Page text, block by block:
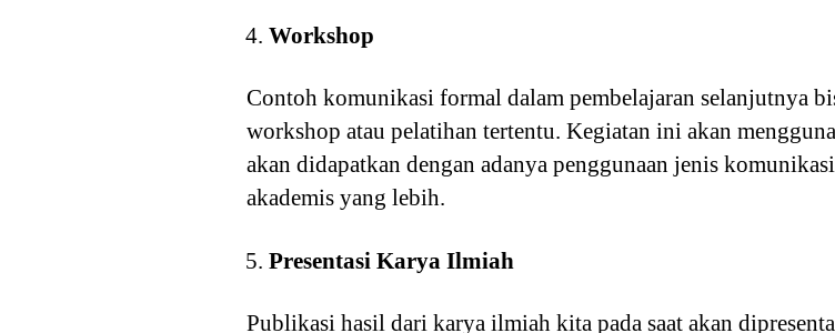
Workshop
Contoh komunikasi formal dalam pembelajaran selanjutnya
workshop atau pelatihan tertentu. Kegiatan ini akan
akan didapatkan dengan adanya penggunaan jenis
akademis yang lebih.
Presentasi Karya Ilmiah
Publikasi hasil dari karya ilmiah kita pada saat akan